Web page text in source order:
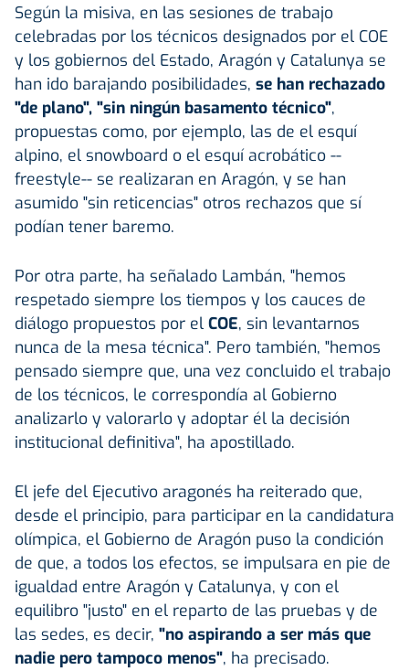
Según la misiva, en las sesiones de trabajo
celebradas por los técnicos designados por el COE
y los gobiernos del Estado, Aragón y Catalunya se
han ido barajando posibilidades, se han rechazado
"de plano", "sin ningún basamento técnico",
propuestas como, por ejemplo, las de el esquí
alpino, el snowboard o el esquí acrobático --
freestyle-- se realizaran en Aragón, y se han
asumido "sin reticencias" otros rechazos que sí
podían tener baremo.
Por otra parte, ha señalado Lambán, "hemos
respetado siempre los tiempos y los cauces de
diálogo propuestos por el COE, sin levantarnos
nunca de la mesa técnica". Pero también, "hemos
pensado siempre que, una vez concluido el trabajo
de los técnicos, le correspondía al Gobierno
analizarlo y valorarlo y adoptar él la decisión
institucional definitiva", ha apostillado.
El jefe del Ejecutivo aragonés ha reiterado que,
desde el principio, para participar en la candidatura
olímpica, el Gobierno de Aragón puso la condición
de que, a todos los efectos, se impulsara en pie de
igualdad entre Aragón y Catalunya, y con el
equilibro "justo" en el reparto de las pruebas y de
las sedes, es decir, "no aspirando a ser más que
nadie pero tampoco menos", ha precisado.